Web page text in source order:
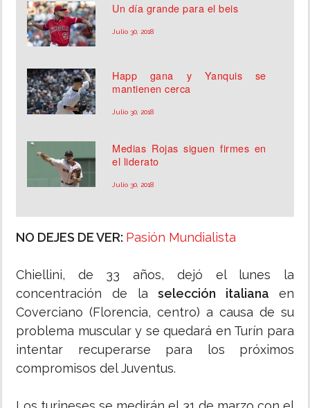
Un día grande para el beis
Julio 30, 2018
Happ gana y Yanquis se
mantienen cerca
Julio 30, 2018
Medias Rojas siguen firmes en
el liderato
Julio 30, 2018
NO DEJES DE VER: Pasión Mundialista
Chiellini, de 33 años, dejó el lunes la
concentración de laselección italianaen
Coverciano (Florencia, centro) a causa de su
problema muscular y se quedará en Turín para
intentar recuperarse para los próximos
compromisos del Juventus.